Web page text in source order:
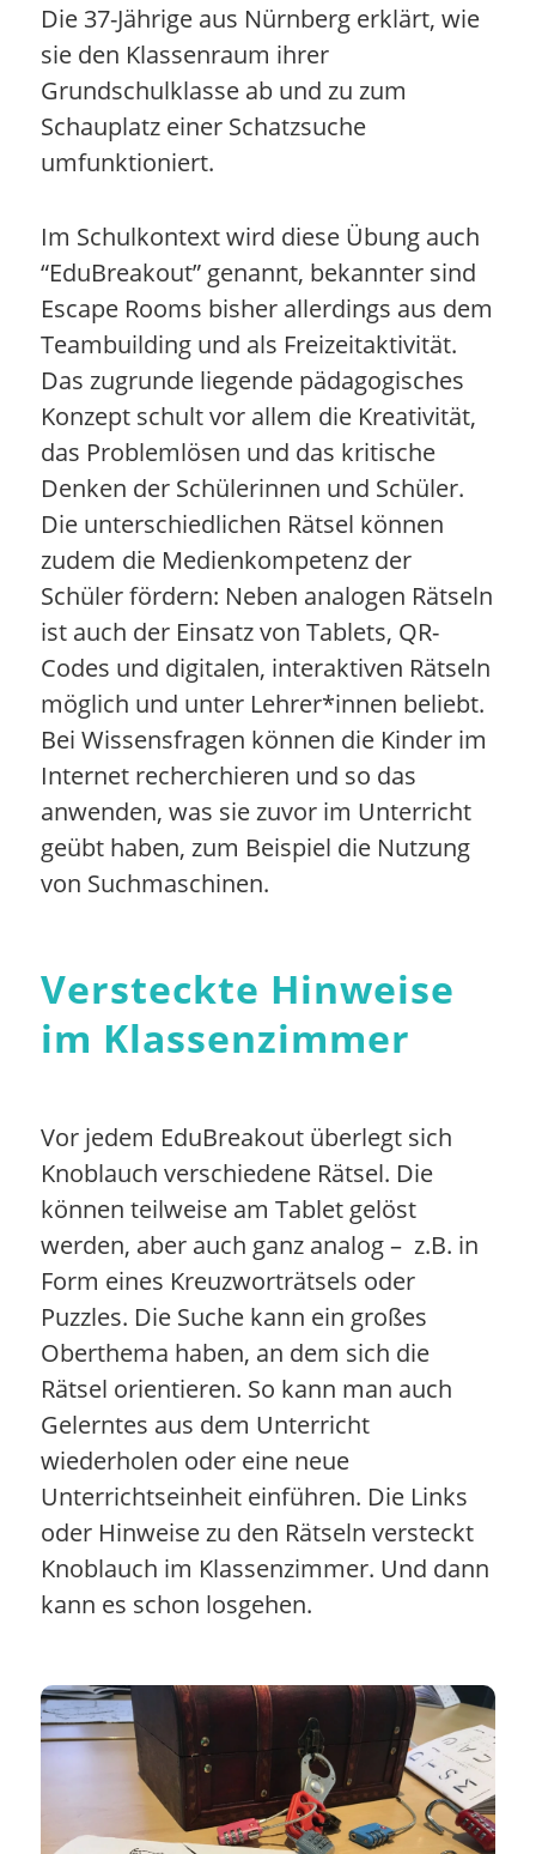
Die 37-Jährige aus Nürnberg erklärt, wie
sie den Klassenraum ihrer
Grundschulklasse ab und zu zum
Schauplatz einer Schatzsuche
umfunktioniert.
Im Schulkontext wird diese Übung auch
“EduBreakout” genannt, bekannter sind
Escape Rooms bisher allerdings aus dem
Teambuilding und als Freizeitaktivität.
Das zugrunde liegende pädagogisches
Konzept schult vor allem die Kreativität,
das Problemlösen und das kritische
Denken der Schülerinnen und Schüler.
Die unterschiedlichen Rätsel können
zudem die Medienkompetenz der
Schüler fördern: Neben analogen Rätseln
ist auch der Einsatz von Tablets, QR-
Codes und digitalen, interaktiven Rätseln
möglich und unter Lehrer*innen beliebt.
Bei Wissensfragen können die Kinder im
Internet recherchieren und so das
anwenden, was sie zuvor im Unterricht
geübt haben, zum Beispiel die Nutzung
von Suchmaschinen.
Versteckte Hinweise
im Klassenzimmer
Vor jedem EduBreakout überlegt sich
Knoblauch verschiedene Rätsel. Die
können teilweise am Tablet gelöst
werden, aber auch ganz analog – z.B. in
Form eines Kreuzworträtsels oder
Puzzles. Die Suche kann ein großes
Oberthema haben, an dem sich die
Rätsel orientieren. So kann man auch
Gelerntes aus dem Unterricht
wiederholen oder eine neue
Unterrichtseinheit einführen. Die Links
oder Hinweise zu den Rätseln versteckt
Knoblauch im Klassenzimmer. Und dann
kann es schon losgehen.